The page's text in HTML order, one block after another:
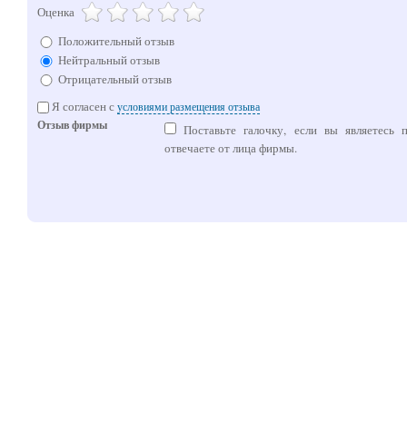
Оценка
Положительный отзыв
Нейтральный отзыв
Отрицательный отзыв
Я согласен сусловиями размещения отзыва
Отзыв фирмы
Поставьте галочку, если вы являетесь
отвечаете от лица фирмы.